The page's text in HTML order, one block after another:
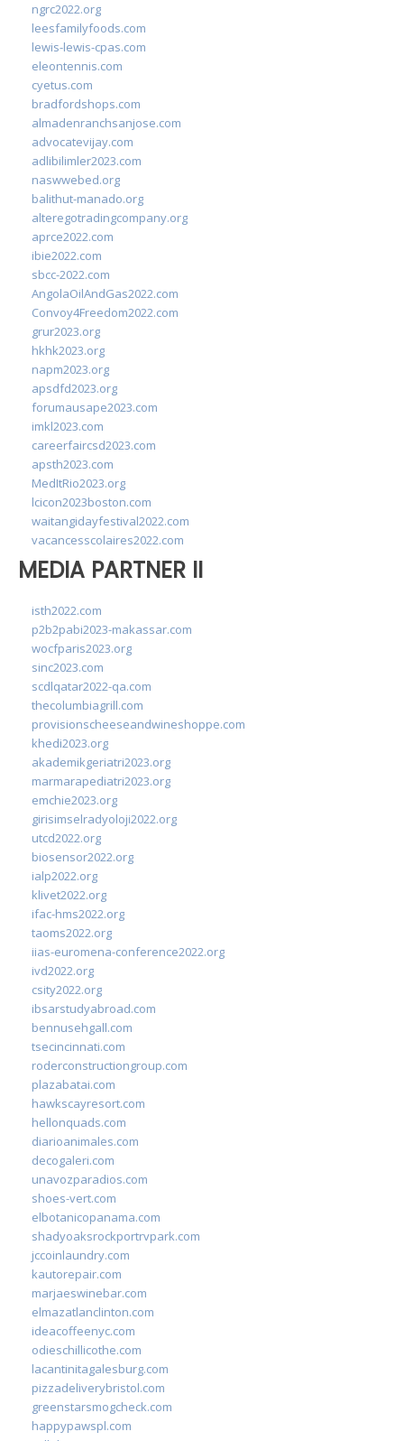
ngrc2022.org
leesfamilyfoods.com
lewis-lewis-cpas.com
eleontennis.com
cyetus.com
bradfordshops.com
almadenranchsanjose.com
advocatevijay.com
adlibilimler2023.com
naswwebed.org
balithut-manado.org
alteregotradingcompany.org
aprce2022.com
ibie2022.com
sbcc-2022.com
AngolaOilAndGas2022.com
Convoy4Freedom2022.com
grur2023.org
hkhk2023.org
napm2023.org
apsdfd2023.org
forumausape2023.com
imkl2023.com
careerfaircsd2023.com
apsth2023.com
MedItRio2023.org
lcicon2023boston.com
waitangidayfestival2022.com
vacancesscolaires2022.com
MEDIA PARTNER II
isth2022.com
p2b2pabi2023-makassar.com
wocfparis2023.org
sinc2023.com
scdlqatar2022-qa.com
thecolumbiagrill.com
provisionscheeseandwineshoppe.com
khedi2023.org
akademikgeriatri2023.org
marmarapediatri2023.org
emchie2023.org
girisimselradyoloji2022.org
utcd2022.org
biosensor2022.org
ialp2022.org
klivet2022.org
ifac-hms2022.org
taoms2022.org
iias-euromena-conference2022.org
ivd2022.org
csity2022.org
ibsarstudyabroad.com
bennusehgall.com
tsecincinnati.com
roderconstructiongroup.com
plazabatai.com
hawkscayresort.com
hellonquads.com
diarioanimales.com
decogaleri.com
unavozparadios.com
shoes-vert.com
elbotanicopanama.com
shadyoaksrockportrvpark.com
jccoinlaundry.com
kautorepair.com
marjaeswinebar.com
elmazatlanclinton.com
ideacoffeenyc.com
odieschillicothe.com
lacantinitagalesburg.com
pizzadeliverybristol.com
greenstarsmogcheck.com
happypawspl.com